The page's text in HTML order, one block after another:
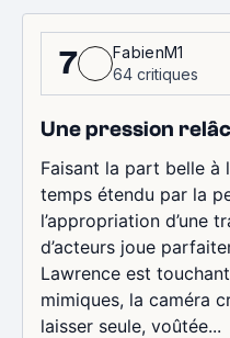
7
FabienM1
64 critiques
Une pression
Faisant la part belle à
temps étendu par la
l’appropriation d’une
d’acteurs joue
Lawrence est
mimiques, la caméra
laisser seule, voûtée...